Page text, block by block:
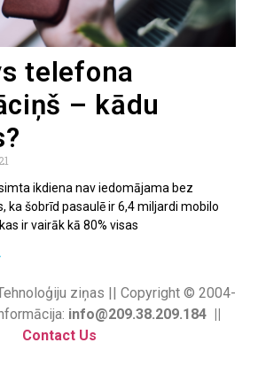
telefona
– kādu
ikdiena nav iedomājama bez
ka šobrīd pasaulē ir 6,4 miljardi mobilo
ir vairāk kā 80% visas
ziņas || Copyright © 2004-
info@209.38.209.184 ||
Contact Us